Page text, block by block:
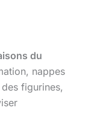
du
nappes
figurines,